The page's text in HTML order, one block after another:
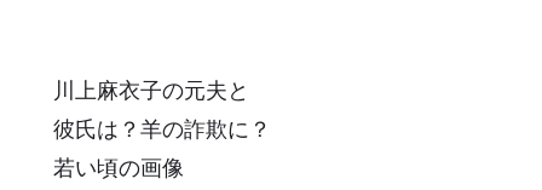
川上麻衣子の元夫と
彼氏は？羊の詐欺に？
若い頃の画像